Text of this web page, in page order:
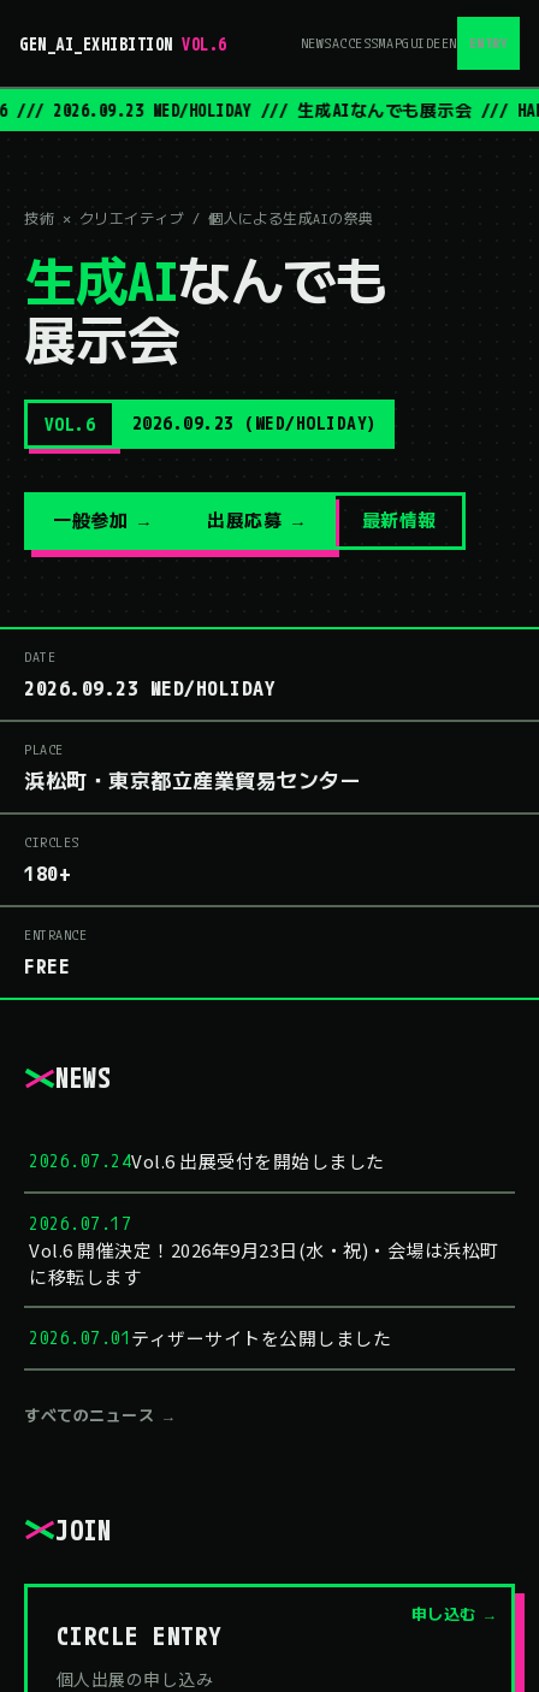
GEN_AI_EXHIBITION VOL.6 NEWSACCESSMAPGUIDE EN ENTRY
/// 2026.09.23 WED/HOLIDAY /// 生成AIなんでも展示会 ///
技術 ✕ クリエイティブ / 個人による生成AIの祭典
生成AIなんでも
展示会
VOL.6 2026.09.23 (WED/HOLIDAY)
一般参加 → 出展応募 → 最新情報
DATE
2026.09.23 WED/HOLIDAY
PLACE
浜松町・東京都立産業貿易センター
CIRCLES
180+
ENTRANCE
FREE
NEWS
2026.07.24Vol.6 出展受付を開始しました
2026.07.17
Vol.6 開催決定！2026年9月23日(水・祝)・会場は浜松町
に移転します
2026.07.01 ティザーサイトを公開しました
すべてのニュース →
JOIN
CIRCLE ENTRY
個人出展の申し込み
申し込む →